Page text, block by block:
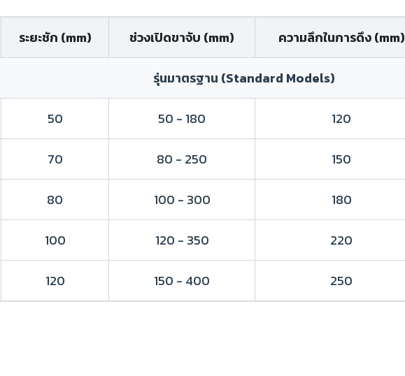
ระยะชัก (mm) ช่วงเปิดขาจับ (mm) ความลึกในการดึง (mm)
รุ่นมาตรฐาน (Standard Models)
50 50 - 180 120
70 80 - 250 150
80 100 - 300 180
100 120 - 350 220
120 150 - 400 250